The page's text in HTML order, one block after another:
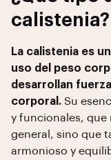
calistenia?
La calistenia es
uso del peso
desarrollan
corporal. Su
y funcionales, que
general, sino que
armonioso y